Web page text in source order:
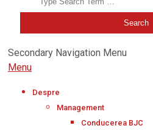
Secondary Navigation Menu
Menu
Despre
Management
Conducerea BJC